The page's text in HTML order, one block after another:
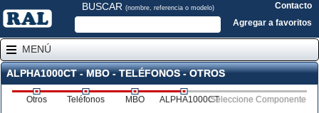
BUSCAR (nombre, referencia o modelo)
Contacto
Agregar a favoritos
MENÚ
ALPHA1000CT - MBO - TELÉFONOS - OTROS
Otros Teléfonos MBO ALPHA1000CTSeleccione Componente